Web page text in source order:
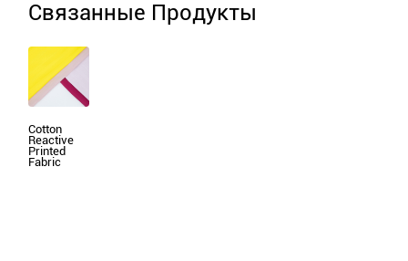
Связанные Продукты
Cotton
Reactive
Printed
Fabric